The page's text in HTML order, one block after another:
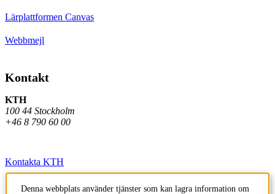
Lärplattformen Canvas
Webbmejl
Kontakt
KTH
100 44 Stockholm
+46 8 790 60 00
Kontakta KTH
Jobba på KTH
Denna webbplats använder tjänster som kan lagra information om